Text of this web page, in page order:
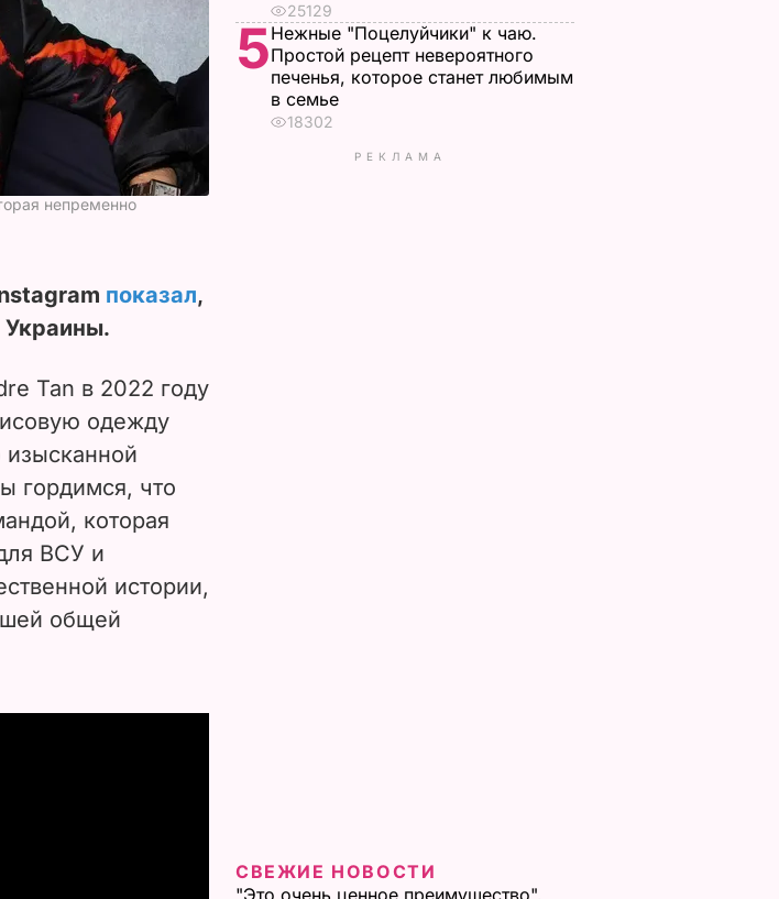
непременно
показал,
Украины.
Tan в 2022 году
одежду
гордимся, что
которая
ВСУ и
истории,
общей
25129
5Нежные "Поцелуйчики" к чаю.
Простой рецепт невероятного
печенья, которое станет любимым
в семье
18302
РЕКЛАМА
СВЕЖИЕ НОВОСТИ
"Это очень ценное преимущество".